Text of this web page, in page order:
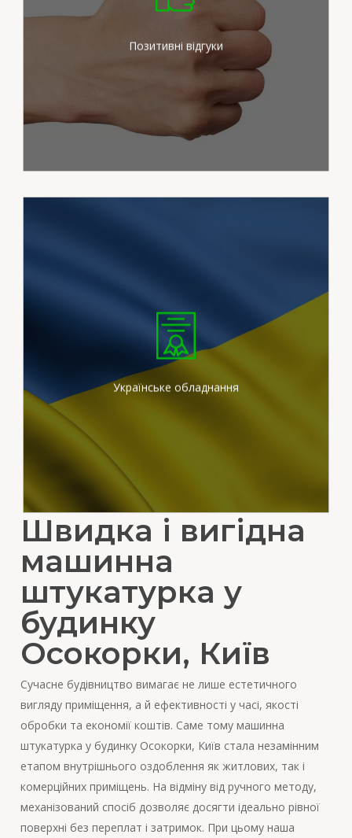
Позитивні відгуки
зусиль для задоволення
потреб наших клієнтів
Українське обладнання
Ми працюємо на
сертифікованих
штукатурних станціях
вітчизняного виробника
Швидка і вигідна
машинна
штукатурка у
будинку
Осокорки, Київ
Сучасне будівництво вимагає не лише естетичного
вигляду приміщення, а й ефективності у часі, якості
обробки та економії коштів. Саме тому машинна
штукатурка у будинку Осокорки, Київ стала незамінним
етапом внутрішнього оздоблення як житлових, так і
комерційних приміщень. На відміну від ручного методу,
механізований спосіб дозволяє досягти ідеально рівної
поверхні без переплат і затримок. При цьому наша